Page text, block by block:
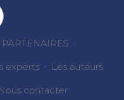
experts Les auteurs
contacter